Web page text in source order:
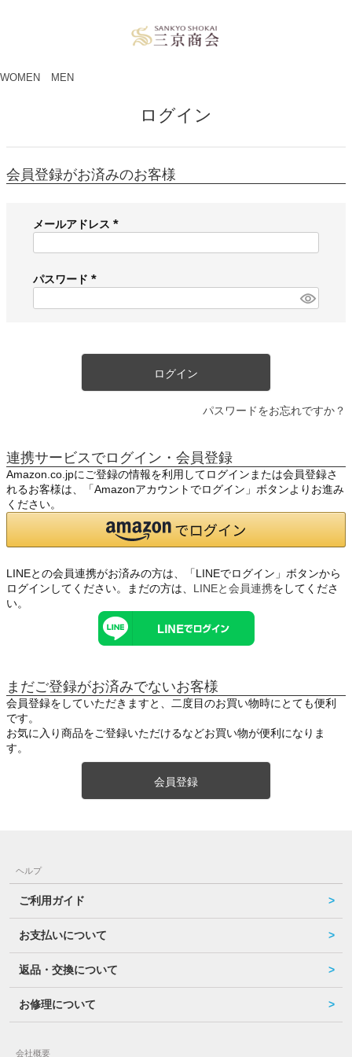
WOMEN MEN
ログイン
会員登録がお済みのお客様
メールアドレス
必
)
パスワード
必
ログイン
パスワードをお忘れですか？
連携サービスでログイン・会員登録
Amazon.co.jpにご登録の情報を利用してログインまたは会員登録さ
れるお客様は、「Amazonアカウントでログイン」ボタンよりお進み
ください。
LINEとの会員連携がお済みの方は、「LINEでログイン」ボタンから
ログインしてください。まだの方は、 LINEと会員連携をしてくださ
い。
まだご登録がお済みでないお客様
会員登録をしていただきますと、二度目のお買い物時にとても便利
です。
お気に入り商品をご登録いただけるなどお買い物が便利になりま
す。
会員登録
ヘルプ
ご利用ガイド
お支払いについて
返品・交換について
お修理について
会社概要